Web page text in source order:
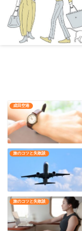
成田空港
旅のコツと失敗談
旅のコツと失敗談